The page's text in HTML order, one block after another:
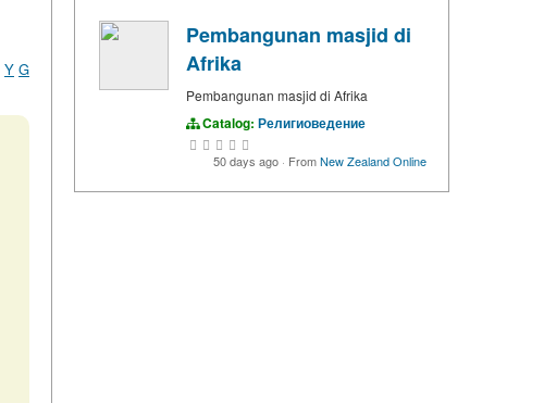
Y G
Pembangunan masjid di
Afrika
Pembangunan masjid di Afrika
Catalog: Религиоведение
50 days ago · FromNew Zealand Online